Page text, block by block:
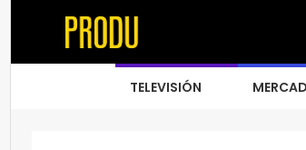
TELEVISIÓN